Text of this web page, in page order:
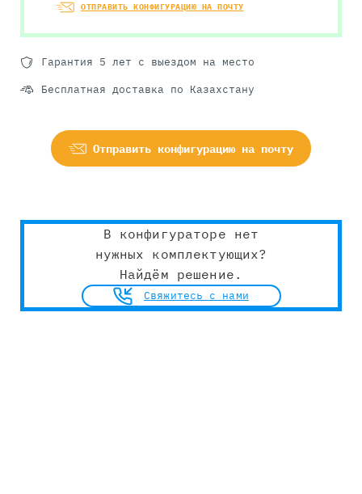
ОТПРАВИТЬ КОНФИГУРАЦИЮ НА ПОЧТУ
Гарантия 5 лет с выездом на место
Бесплатная доставка по Казахстану
Отправить конфигурацию на почту
В конфигураторе нет
нужных комплектующих?
Найдём решение.
Свяжитесь с нами